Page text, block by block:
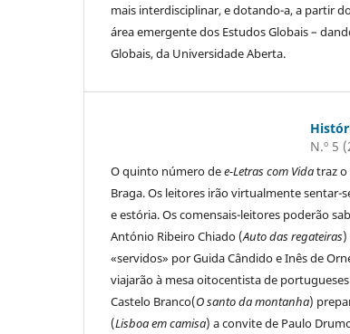
mais interdisciplinar, e dotando-a, a partir
área emergente dos Estudos Globais –
Globais, da Universidade Aberta.
N.º 5
O quinto número dee-Letras com Vidatraz
Braga. Os leitores irão virtualmente sentar-
e estória. Os comensais-leitores poderão
António Ribeiro Chiado (Auto das regateiras
«servidos» por Guida Cândido e Inês de
viajarão à mesa oitocentista de
Castelo Branco(O santo da montanha)
(Lisboa em camisa) a convite de Paulo